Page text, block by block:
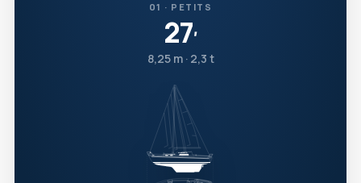
01 · PETITS
27′
8,25 m · 2,3 t